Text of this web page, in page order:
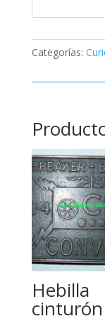
Categorías:
Hebilla
cinturón